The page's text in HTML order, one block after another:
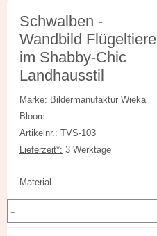
Schwalben -
Wandbild Flügeltiere
im Shabby-Chic
Landhausstil
Marke: Bildermanufaktur Wieka
Bloom
Artikelnr.: TVS-103
Lieferzeit*: 3 Werktage
Material